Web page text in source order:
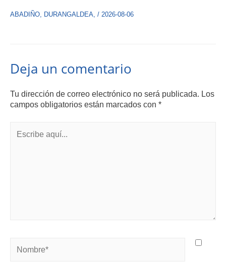
ABADIÑO, DURANGALDEA, / 2026-08-06
Deja un comentario
Tu dirección de correo electrónico no será publicada. Los
campos obligatorios están marcados con *